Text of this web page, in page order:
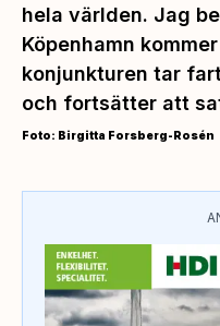
hela världen. Jag
Köpenhamn
konjunkturen tar
och fortsätter att
Foto: Birgitta Forsberg-Rosén